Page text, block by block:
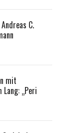
C.
mit
„Peri